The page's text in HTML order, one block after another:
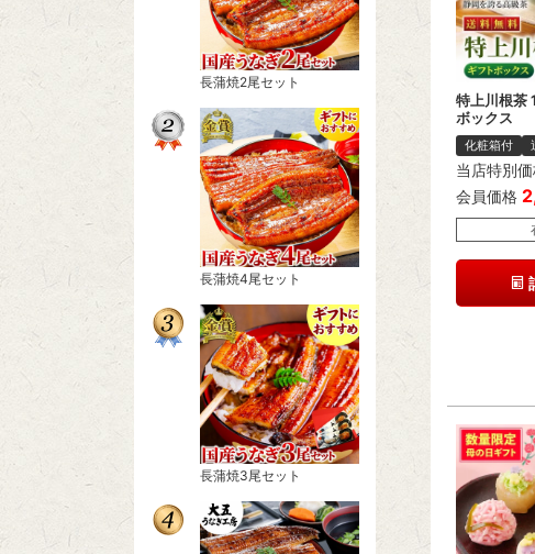
長蒲焼2尾セット
長蒲焼4尾セット
長蒲焼3尾セット
特上川根茶
ボックス
化粧箱付
当店特別
会員価格